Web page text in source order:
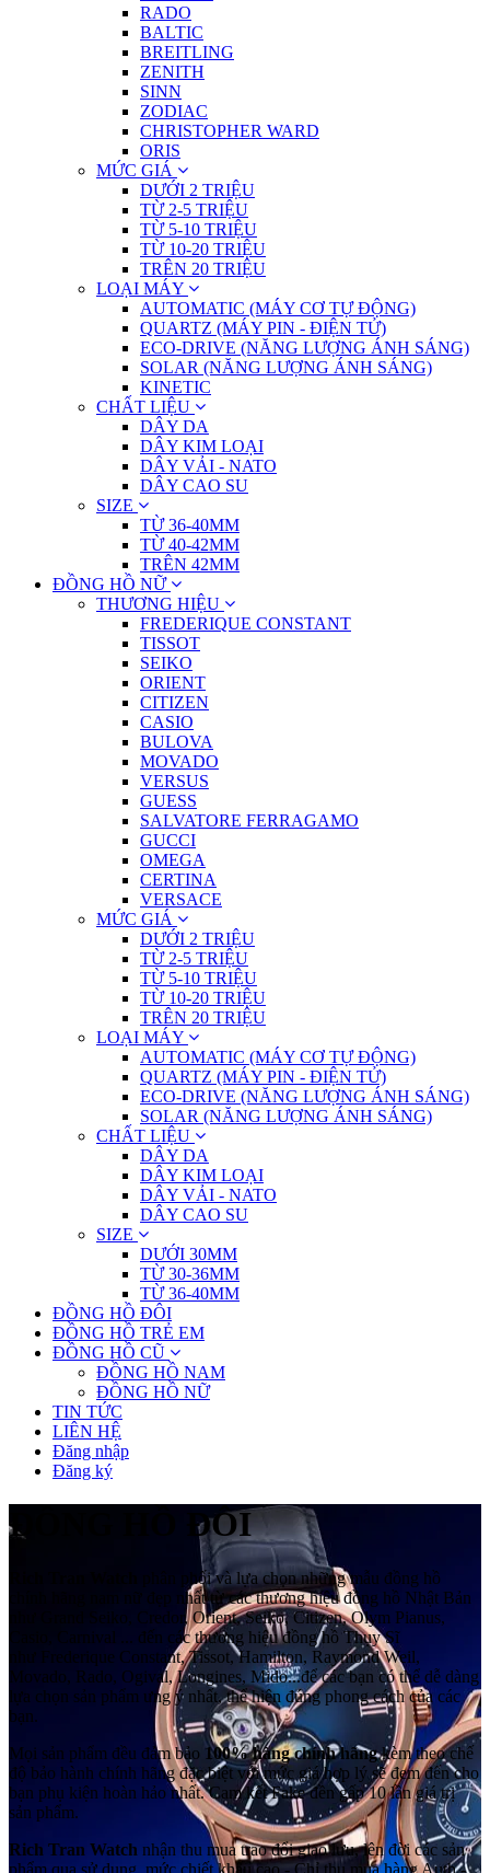
RADO
BALTIC
BREITLING
ZENITH
SINN
ZODIAC
CHRISTOPHER WARD
ORIS
MỨC GIÁ
DƯỚI 2 TRIỆU
TỪ 2-5 TRIỆU
TỪ 5-10 TRIỆU
TỪ 10-20 TRIỆU
TRÊN 20 TRIỆU
LOẠI MÁY
AUTOMATIC (MÁY CƠ TỰ ĐỘNG)
QUARTZ (MÁY PIN - ĐIỆN TỬ)
ECO-DRIVE (NĂNG LƯỢNG ÁNH SÁNG)
SOLAR (NĂNG LƯỢNG ÁNH SÁNG)
KINETIC
CHẤT LIỆU
DÂY DA
DÂY KIM LOẠI
DÂY VẢI - NATO
DÂY CAO SU
SIZE
TỪ 36-40MM
TỪ 40-42MM
TRÊN 42MM
ĐỒNG HỒ NỮ
THƯƠNG HIỆU
FREDERIQUE CONSTANT
TISSOT
SEIKO
ORIENT
CITIZEN
CASIO
BULOVA
MOVADO
VERSUS
GUESS
SALVATORE FERRAGAMO
GUCCI
OMEGA
CERTINA
VERSACE
MỨC GIÁ
DƯỚI 2 TRIỆU
TỪ 2-5 TRIỆU
TỪ 5-10 TRIỆU
TỪ 10-20 TRIỆU
TRÊN 20 TRIỆU
LOẠI MÁY
AUTOMATIC (MÁY CƠ TỰ ĐỘNG)
QUARTZ (MÁY PIN - ĐIỆN TỬ)
ECO-DRIVE (NĂNG LƯỢNG ÁNH SÁNG)
SOLAR (NĂNG LƯỢNG ÁNH SÁNG)
CHẤT LIỆU
DÂY DA
DÂY KIM LOẠI
DÂY VẢI - NATO
DÂY CAO SU
SIZE
DƯỚI 30MM
TỪ 30-36MM
TỪ 36-40MM
ĐỒNG HỒ ĐÔI
ĐỒNG HỒ TRẺ EM
ĐỒNG HỒ CŨ
ĐỒNG HỒ NAM
ĐỒNG HỒ NỮ
TIN TỨC
LIÊN HỆ
Đăng nhập
Đăng ký
ĐỒNG HỒ ĐÔI
phân phối và lựa chọn những mẫu đồng hồ
chính hãng nam nữ đẹp nhất từ các thương hiệu đồng hồ Nhật Bản
như Grand Seiko, Credor, Orient, Seiko, Citizen, Olym Pianus,
Casio, Carnival ... đến các thương hiệu đồng hồ Thụy Sĩ
như Frederique Constant, Tissot, Hamilton, Raymond Weil,
Movado, Rado, Ogival, Longines, Mido...để các bạn có thể dễ dàng
lựa chọn sản phẩm ưng ý nhất, thể hiện đúng phong cách của các
bạn.
Mọi sản phẩm đều đảm bảo 100% hàng chính hãngkèm theo chế
độ bảo hành chính hãng đặc biệt với mức giá hợp lý sẽ đem đến cho
bạn phụ kiện hoàn hảo nhất. Cam kết Fake đền gấp 10 lần giá trị
sản phẩm.
Rich Tran Watch nhận thu mua trao đổi giao lưu, lên đời các sản
phẩm qua sử dụng, mức chiết khấu cao - Chỉ thu mua hàng Auth -